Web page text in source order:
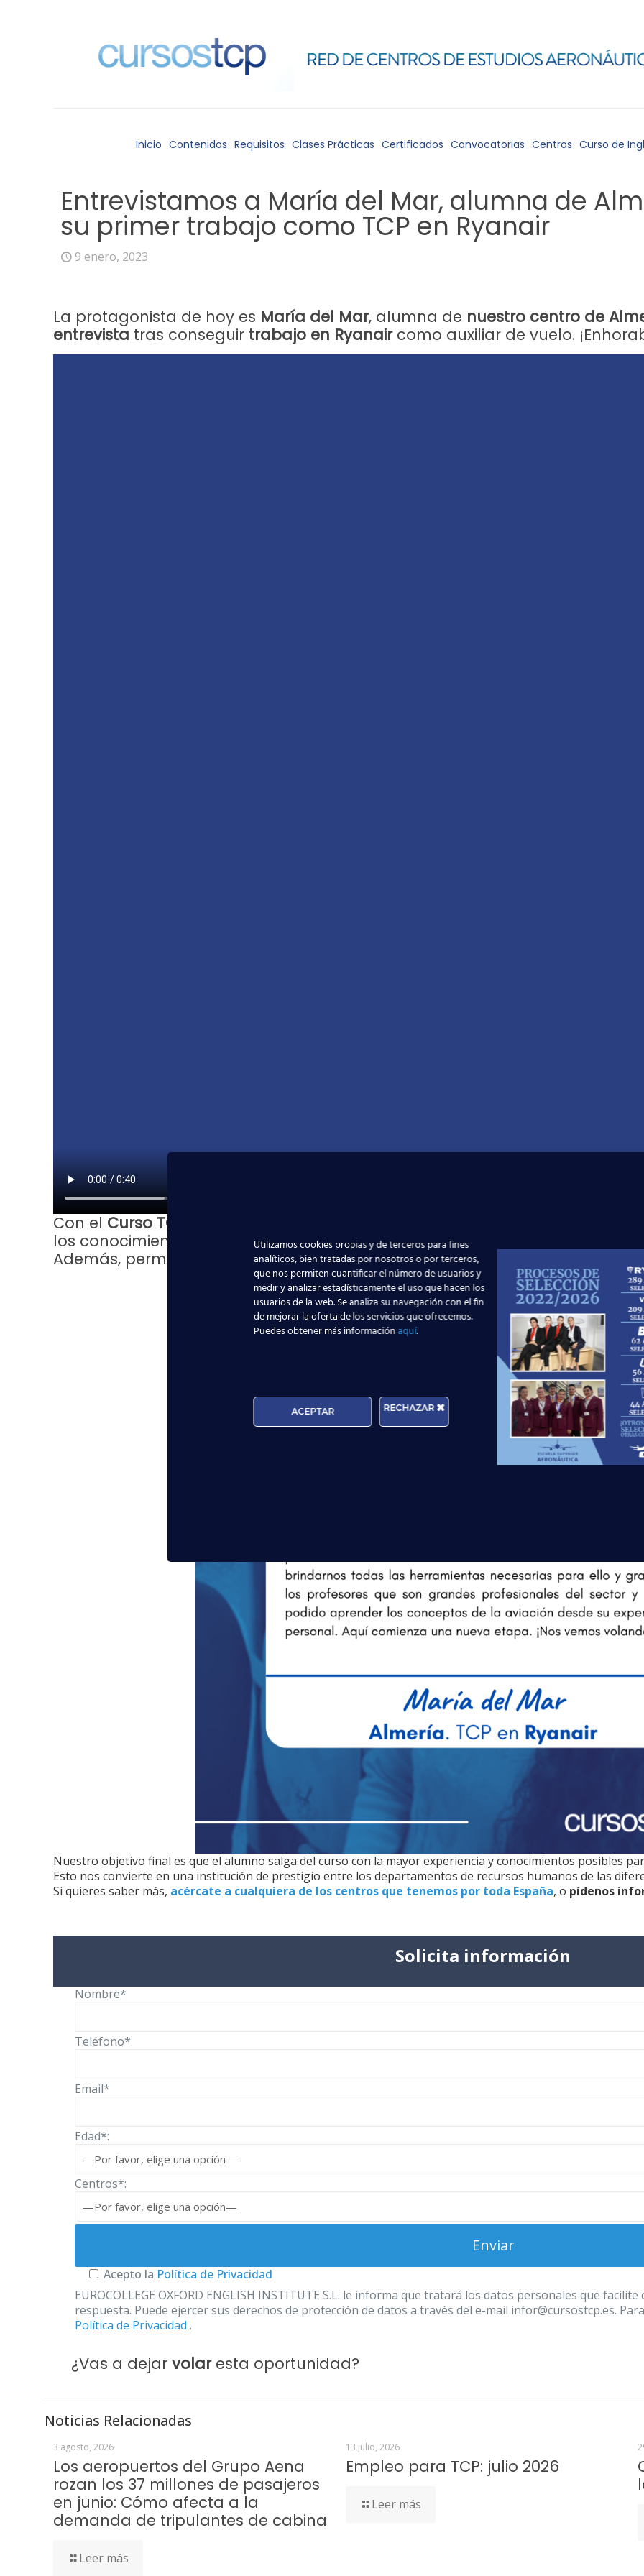
Inicio Contenidos Requisitos Clases Prácticas Certificados Convocatorias Centros Curso de
Entrevistamos a María del Mar, alumna de
su primer trabajo como TCP en Ryanair
9 enero, 2023
La protagonista de hoy es María del Mar, alumna de nuestro centro de
entrevista tras conseguir trabajo en Ryanair como auxiliar de vuelo.
Con el Curso TCP homologado por la dirección general de aviación civil
los conocimientos teóricos y prácticos necesarios para realizar las
Además, permite certificarse como TCP en cualquiera de los países de la
Nuestro objetivo final es que el alumno salga del curso con la mayor experiencia y conocimientos posibles
Esto nos convierte en una institución de prestigio entre los departamentos de recursos humanos de las
Si quieres saber más, acércate a cualquiera de los centros que tenemos por toda España, o pídenos
Solicita información
Nombre*
Teléfono*
Email*
Edad*:
Centros*:
Acepto la Política de Privacidad
EUROCOLLEGE OXFORD ENGLISH INSTITUTE S.L. le informa que tratará los datos personales que
respuesta. Puede ejercer sus derechos de protección de datos a través del e-mail infor@cursostcp.es.
Política de Privacidad.
¿Vas a dejarvolaresta oportunidad?
Noticias Relacionadas
3 agosto, 2026
Los aeropuertos del Grupo Aena
rozan los 37 millones de pasajeros
en junio: Cómo afecta a la
demanda de tripulantes de cabina
Leer más
13 julio, 2026
Empleo para TCP: julio 2026
Leer más
Utilizamos cookies propias y de terceros para fines
analíticos, bien tratadas por nosotros o por terceros,
que nos permiten cuantificar el número de usuarios y
medir y analizar estadísticamente el uso que hacen los
usuarios de la web. Se analiza su navegación con el fin
de mejorar la oferta de los servicios que ofrecemos.
Puedes obtener más informaciónaquí.
ACEPTAR RECHAZAR